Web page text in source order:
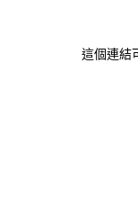
這個連結